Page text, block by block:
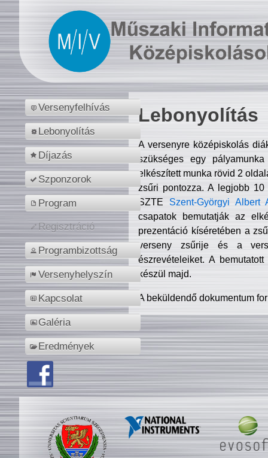
Versenyfelhívás
Lebonyolítás
Díjazás
Szponzorok
Program
Regisztráció
Programbizottság
Versenyhelyszín
Kapcsolat
Galéria
Eredmények
Lebonyolítás
A versenyre középiskolás
szükséges egy
elkészített munka rövid 2
zsűri pontozza. A legjobb
SZTE Szent-Györgyi Albert
csapatok bemutatják az
prezentáció kíséretében a
verseny zsűrije és a
észrevételeiket. A
készül majd.
A beküldendő dokumentum